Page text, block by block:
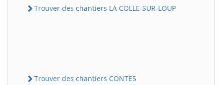
Trouver des chantiers LA COLLE-SUR-LOUP
Trouver des chantiers CONTES